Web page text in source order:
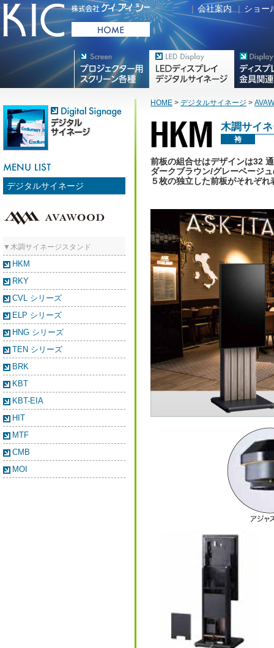
| 会社案内 | ショー
デジタルサイネージ
▼木調サイネージスタンド
HKM
RKY
CVL シリーズ
ELP シリーズ
HNG シリーズ
TEN シリーズ
BRK
KBT
KBT-EIA
HIT
MTF
CMB
MOI
HOME > デジタルサイネージ >
木調サイ
袴
前板の組合せはデザインは32
ダークブラウン/グレーベージ
５枚の独立した前板がそれぞれ